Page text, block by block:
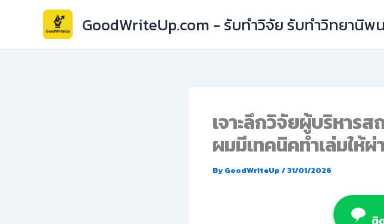
GoodWriteUp.com - รับทำวิจัย รับทำวิทยานิ
เจาะลึกวิจัยผู้บริหาร
ผมมีเทคนิคทำเล่มให้
By GoodWriteUp / 31/01/2026
ติ